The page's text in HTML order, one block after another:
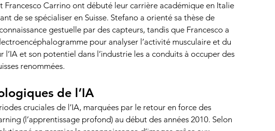
Francesco Carrino ont débuté leur carrière académique en Italie
de se spécialiser en Suisse. Stefano a orienté sa thèse de
gestuelle par des capteurs, tandis que Francesco a
pour analyser l’activité musculaire et du
et son potentiel dans l’industrie les a conduits à occuper des
renommées.
de l’IA
cruciales de l’IA, marquées par le retour en force des
(l’apprentissage profond) au début des années 2010. Selon